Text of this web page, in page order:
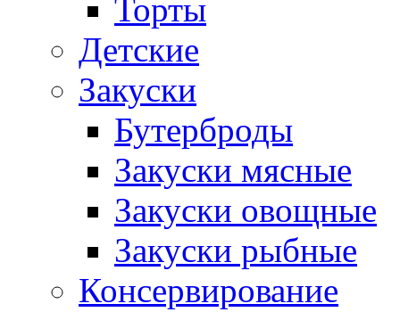
Торты
Детские
Закуски
Бутерброды
Закуски мясные
Закуски овощные
Закуски рыбные
Консервирование